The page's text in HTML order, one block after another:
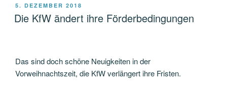
VERÖFFENTLICHT
AM
5. DEZEMBER 2018
Die KfW ändert ihre Förderbedingungen
Das sind doch schöne Neuigkeiten in der
Vorweihnachtszeit, die KfW verlängert ihre Fristen.